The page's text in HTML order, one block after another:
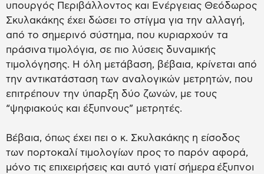
υπουργός Περιβάλλοντος και Ενέργειας Θεόδωρος
Σκυλακάκης έχει δώσει το στίγμα για την αλλαγή,
από το σημερινό σύστημα, που κυριαρχούν τα
πράσινα τιμολόγια, σε πιο λύσεις δυναμικής
τιμολόγησης. Η όλη μετάβαση, βέβαια, κρίνεται από
την αντικατάσταση των αναλογικών μετρητών, που
επιτρέπουν την ύπαρξη δύο ζωνών, με τους
“ψηφιακούς και έξυπνους” μετρητές.
Βέβαια, όπως έχει πει ο κ. Σκυλακάκης η είσοδος
των πορτοκαλί τιμολογίων προς το παρόν αφορά,
μόνο τις επιχειρήσεις και αυτό γιατί σήμερα έξυπνοι